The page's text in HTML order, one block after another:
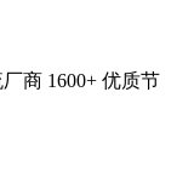
商 1600+ 优质节